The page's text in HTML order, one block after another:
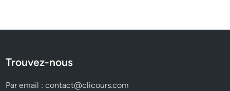
Trouvez-nous
Par email :contact@clicours.com